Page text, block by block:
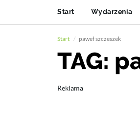
Start Wydarzenia
Start paweł szczeszek
TAG:
Reklama